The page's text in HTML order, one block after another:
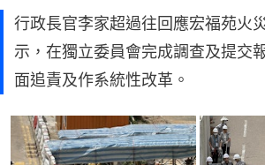
行政長官李家超過往回應宏福苑火
示，在獨立委員會完成調查及提交
面追責及作系統性改革。